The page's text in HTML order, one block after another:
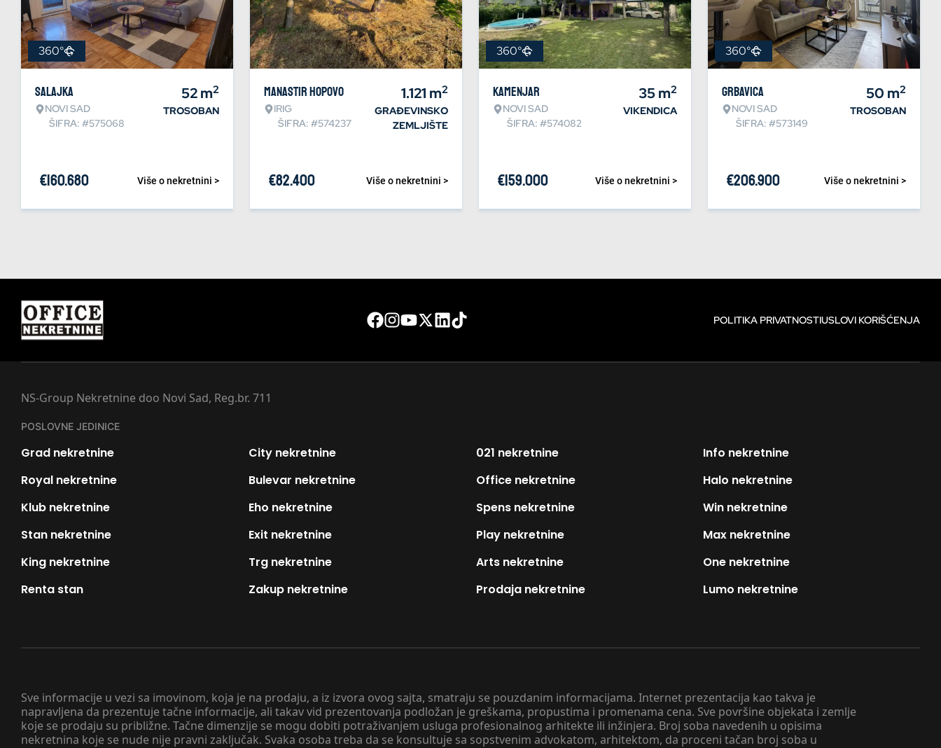
360°
Salajka
NOVI SAD
ŠIFRA: #575068
52m2
TROSOBAN
Više o nekretnini >
€160.680
Manastir Hopovo
IRIG
ŠIFRA: #574237
1.121 m2
GRAĐEVINSKO
ZEMLJIŠTE
Više o nekretnini >
€82.400
360°
Kamenjar
NOVI SAD
ŠIFRA: #574082
35m2
VIKENDICA
Više o nekretnini >
€159.000
360°
Grbavica
NOVI SAD
ŠIFRA: #573149
50 m2
TROSOBAN
Više o nekretnini >
€206.900
POLITIKA PRIVATNOSTIUSLOVI KORIŠĆENJA
Sve informacije u vezi sa imovinom, koja je na prodaju, a iz izvora ovog sajta, smatraju se pouzdanim informacijama. Internet prezentacija kao takva je
napravljena da prezentuje tačne informacije, ali takav vid prezentovanja podložan je greškama, propustima i promenama cena. Sve površine objekata i zemlje
koje se prodaju su približne. Tačne dimenzije se mogu dobiti potraživanjem usluga profesionalnog arhitekte ili inžinjera. Broj soba navedenih u opisima
nekretnina koje se nude nije pravni zaključak. Svaka osoba treba da se konsultuje sa sopstvenim advokatom, arhitektom, da proceni tačan broj soba u
NS-Group Nekretnine doo Novi Sad, Reg.br. 711
POSLOVNE JEDINICE
Grad nekretnine City nekretnine 021 nekretnine
Info nekretnine
Royal nekretnine
Bulevar nekretnine Office nekretnine
Halo nekretnine
Klub nekretnine
Eho nekretnine Spens nekretnine
Win nekretnine
Stan nekretnine
Exit nekretnine Play nekretnine
Max nekretnine
King nekretnine
Trg nekretnine Arts nekretnine
One nekretnine
Renta stan
Zakup nekretnine Prodaja nekretnine Lumo nekretnine